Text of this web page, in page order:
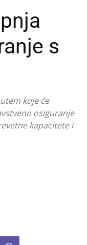
s
koje će
osiguranje
kapacitete i